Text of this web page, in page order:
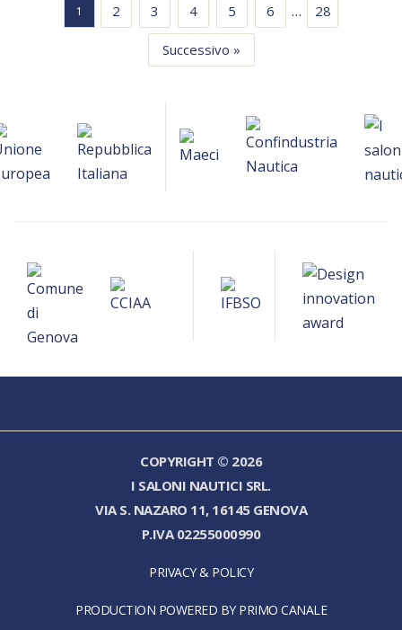
1 2 3 4 5 6 … 28
Successivo »
COPYRIGHT © 2026
I SALONI NAUTICI SRL.
VIA S. NAZARO 11, 16145 GENOVA
P.IVA 02255000990
PRIVACY & POLICY
PRODUCTION POWERED BY PRIMO CANALE